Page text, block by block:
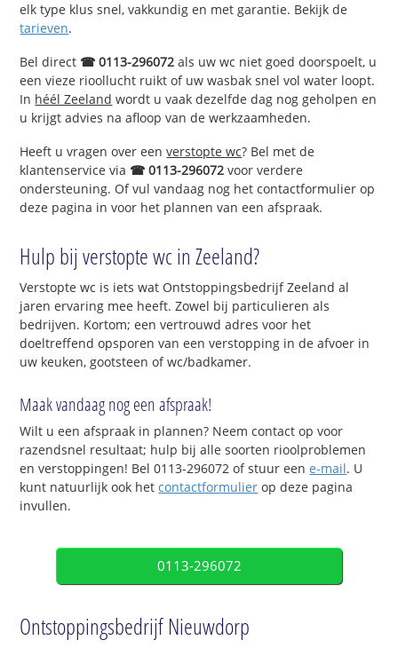
elk type klus snel, vakkundig en met garantie. Bekijk de
tarieven.
Bel direct ☎ 0113-296072 als uw wc niet goed doorspoelt, u
een vieze rioollucht ruikt of uw wasbak snel vol water loopt.
In héél Zeeland wordt u vaak dezelfde dag nog geholpen en
u krijgt advies na afloop van de werkzaamheden.
Heeft u vragen over eenverstopte wc? Bel met de
klantenservice via ☎ 0113-296072 voor verdere
ondersteuning. Of vul vandaag nog het contactformulier op
deze pagina in voor het plannen van een afspraak.
Hulp bij verstopte wc in Zeeland?
Verstopte wc is iets wat Ontstoppingsbedrijf Zeeland al
jaren ervaring mee heeft. Zowel bij particulieren als
bedrijven. Kortom; een vertrouwd adres voor het
doeltreffend opsporen van een verstopping in de afvoer in
uw keuken, gootsteen of wc/badkamer.
Maak vandaag nog een afspraak!
Wilt u een afspraak in plannen? Neem contact op voor
razendsnel resultaat; hulp bij alle soorten rioolproblemen
en verstoppingen! Bel 0113-296072 of stuur eene-mail. U
kunt natuurlijk ook hetcontactformulier op deze pagina
invullen.
0113-296072
Ontstoppingsbedrijf Nieuwdorp